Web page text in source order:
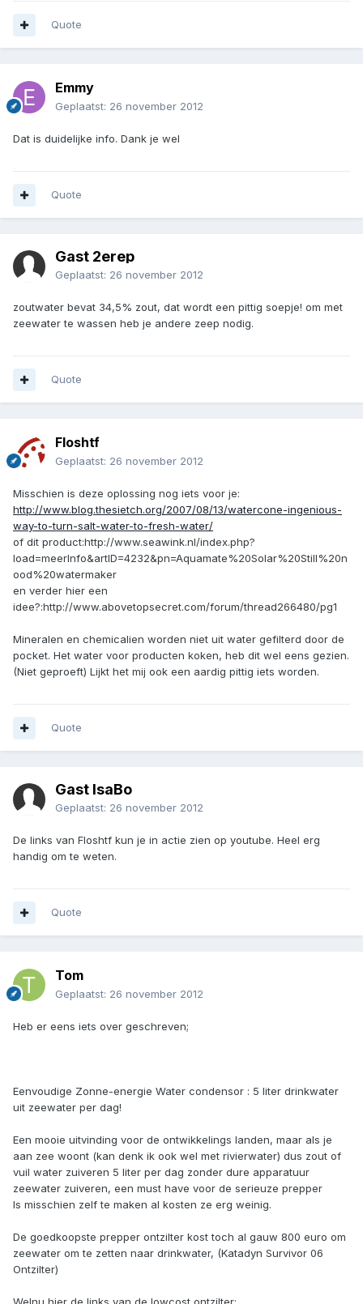
Quote
Emmy
Geplaatst: 26 november 2012
Dat is duidelijke info. Dank je wel
Quote
Gast 2erep
Geplaatst: 26 november 2012
zoutwater bevat 34,5% zout, dat wordt een pittig soepje! om met
zeewater te wassen heb je andere zeep nodig.
Quote
Floshtf
Geplaatst: 26 november 2012
Misschien is deze oplossing nog iets voor je:
http://www.blog.thesietch.org/2007/08/13/watercone-ingenious-
way-to-turn-salt-water-to-fresh-water/
of dit product:http://www.seawink.nl/index.php?
load=meerInfo&artID=4232&pn=Aquamate%20Solar%20Still%20n
ood%20watermaker
en verder hier een
idee?:http://www.abovetopsecret.com/forum/thread266480/pg1
Mineralen en chemicalien worden niet uit water gefilterd door de
pocket. Het water voor producten koken, heb dit wel eens gezien.
(Niet geproeft) Lijkt het mij ook een aardig pittig iets worden.
Quote
Gast IsaBo
Geplaatst: 26 november 2012
De links van Floshtf kun je in actie zien op youtube. Heel erg
handig om te weten.
Quote
Tom
Geplaatst: 26 november 2012
Heb er eens iets over geschreven;
Eenvoudige Zonne-energie Water condensor : 5 liter drinkwater
uit zeewater per dag!
Een mooie uitvinding voor de ontwikkelings landen, maar als je
aan zee woont (kan denk ik ook wel met rivierwater) dus zout of
vuil water zuiveren 5 liter per dag zonder dure apparatuur
zeewater zuiveren, een must have voor de serieuze prepper
Is misschien zelf te maken al kosten ze erg weinig.
De goedkoopste prepper ontzilter kost toch al gauw 800 euro om
zeewater om te zetten naar drinkwater, (Katadyn Survivor 06
Ontzilter)